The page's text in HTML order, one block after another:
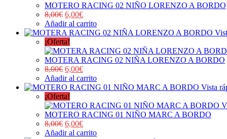
MOTERO RACING 02 NIÑO LORENZO A BORDO
8,00€ 6,00€
Añadir al carrito
¡Oferta!
MOTERA RACING 02 NIÑA LORENZO A BORDO
8,00€ 6,00€
Añadir al carrito
Vista
¡Oferta!
MOTERO RACING 01 NIÑO MARC A BORDO
8,00€ 6,00€
Añadir al carrito